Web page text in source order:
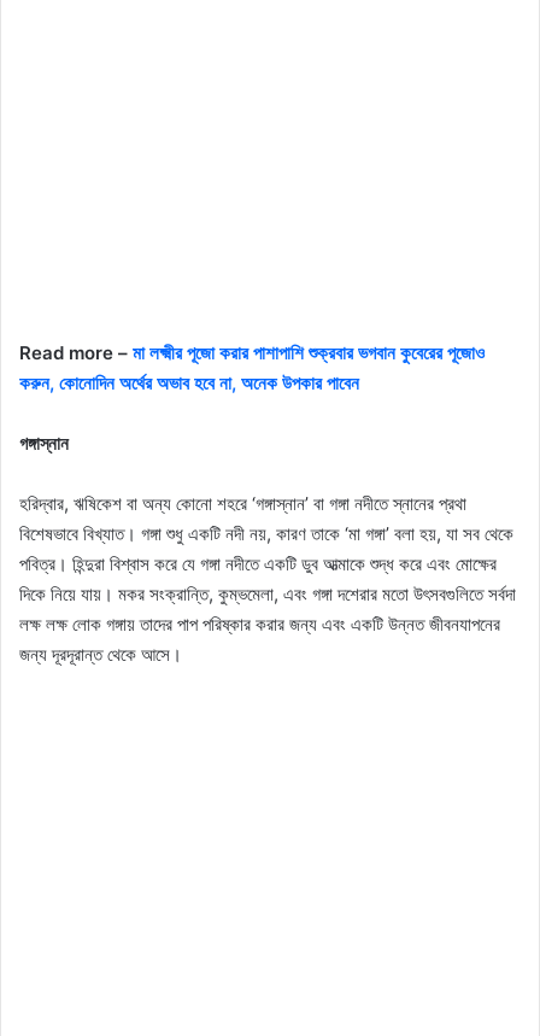
Read more – মা লক্ষ্মীর পূজো করার পাশাপাশি শুক্রবার ভগবান কুবেরের পূজোও
করুন, কোনোদিন অর্থের অভাব হবে না, অনেক উপকার পাবেন
গঙ্গাস্নান
হরিদ্বার, ঋষিকেশ বা অন্য কোনো শহরে ‘গঙ্গাস্নান’ বা গঙ্গা নদীতে স্নানের প্রথা
বিশেষভাবে বিখ্যাত। গঙ্গা শুধু একটি নদী নয়, কারণ তাকে ‘মা গঙ্গা’ বলা হয়, যা সব থেকে
পবিত্র। হিন্দুরা বিশ্বাস করে যে গঙ্গা নদীতে একটি ডুব আত্মাকে শুদ্ধ করে এবং মোক্ষের
দিকে নিয়ে যায়। মকর সংক্রান্তি, কুম্ভমেলা, এবং গঙ্গা দশেরার মতো উৎসবগুলিতে সর্বদা
লক্ষ লক্ষ লোক গঙ্গায় তাদের পাপ পরিষ্কার করার জন্য এবং একটি উন্নত জীবনযাপনের
জন্য দূরদূরান্ত থেকে আসে।